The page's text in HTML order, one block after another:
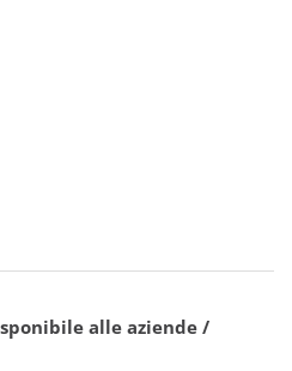
alle aziende /